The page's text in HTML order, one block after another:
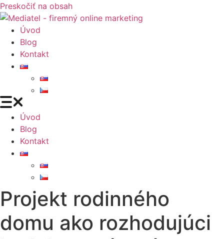
Preskočiť na obsah
Úvod
Blog
Kontakt
Úvod
Blog
Kontakt
Projekt rodinného
domu ako rozhodujúci